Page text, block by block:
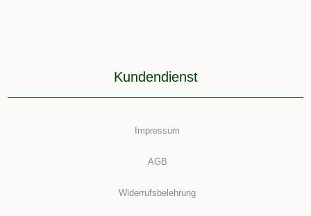
Kundendienst
Impressum
AGB
Widerrufsbelehrung